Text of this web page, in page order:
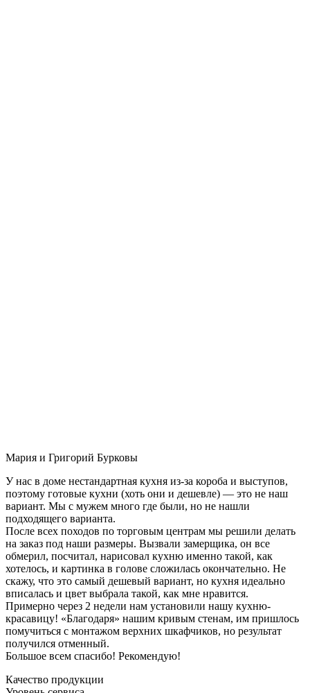
Мария и Григорий Бурковы
У нас в доме нестандартная кухня из-за короба и выступов,
поэтому готовые кухни (хоть они и дешевле) — это не наш
вариант. Мы с мужем много где были, но не нашли
подходящего варианта.
После всех походов по торговым центрам мы решили делать
на заказ под наши размеры. Вызвали замерщика, он все
обмерил, посчитал, нарисовал кухню именно такой, как
хотелось, и картинка в голове сложилась окончательно. Не
скажу, что это самый дешевый вариант, но кухня идеально
вписалась и цвет выбрала такой, как мне нравится.
Примерно через 2 недели нам установили нашу кухню-
красавицу! «Благодаря» нашим кривым стенам, им пришлось
помучиться с монтажом верхних шкафчиков, но результат
получился отменный.
Большое всем спасибо! Рекомендую!
Качество продукции